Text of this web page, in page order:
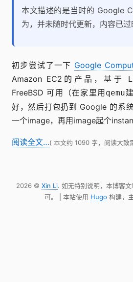
本文描述的是当时的 Google
为，并未随时代更新，内容已过
初步尝试了一下 Google
Amazon EC2的产品，基于
FreeBSD 可用（在家里用 qemu
好，然后打包扔到 Google 的系
一个image，再用image起个
阅读全文…( 本文约 1090 字，阅读大致
2026 © Xin Li. 如无特别说明，本博客文
可。 | 本站使用 Hugo 构建，